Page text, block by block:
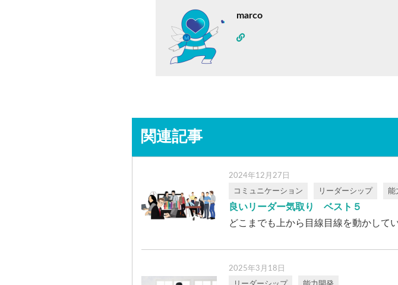
marco
関連記事
2024年12月27日
コミュニケーション リーダーシップ 能
良いリーダー気取り ベスト５
どこまでも上から目線目線を動かして
2025年3月18日
リーダーシップ 能力開発